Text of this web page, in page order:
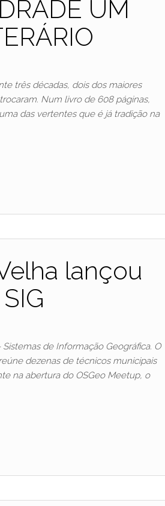
UM
três décadas, dois dos maiores
Num livro de 608 páginas,
das vertentes que é já tradição na
lançou
de Informação Geográfica. O
dezenas de técnicos municipais
na abertura do OSGeo Meetup, o